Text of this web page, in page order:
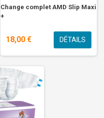
Change complet AMD Slip Maxi
+
18,00 € DÉTAILS